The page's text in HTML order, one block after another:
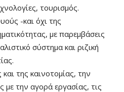
τουρισμός.
-και όχι της
με παρεμβάσεις
σύστημα και ριζική
της καινοτομίας, την
με την αγορά εργασίας, τις